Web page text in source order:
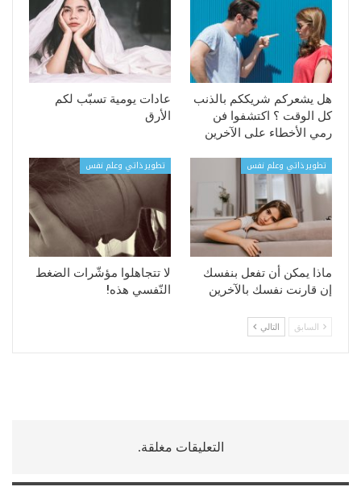
هل يشعركم شريككم بالذنب
كل الوقت ؟ اكتشفوا فن
رمي الأخطاء على الآخرين
عادات يومية تسبّب لكم
الأرق
تطوير ذاتي وعلم نفس
ماذا يمكن أن تفعل بنفسك
إن قارنت نفسك بالآخرين
تطوير ذاتي وعلم نفس
لا تتجاهلوا مؤشّرات الضغط
النّفسي هذه!
السابق التالي
التعليقات مغلقة.